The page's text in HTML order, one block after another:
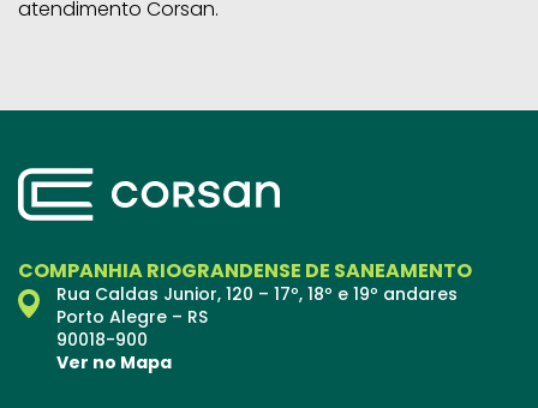
atendimento Corsan.
COMPANHIA RIOGRANDENSE DE SANEAMENTO
Rua Caldas Junior, 120 – 17º, 18º e 19º andares
Porto Alegre – RS
90018-900
Ver no Mapa